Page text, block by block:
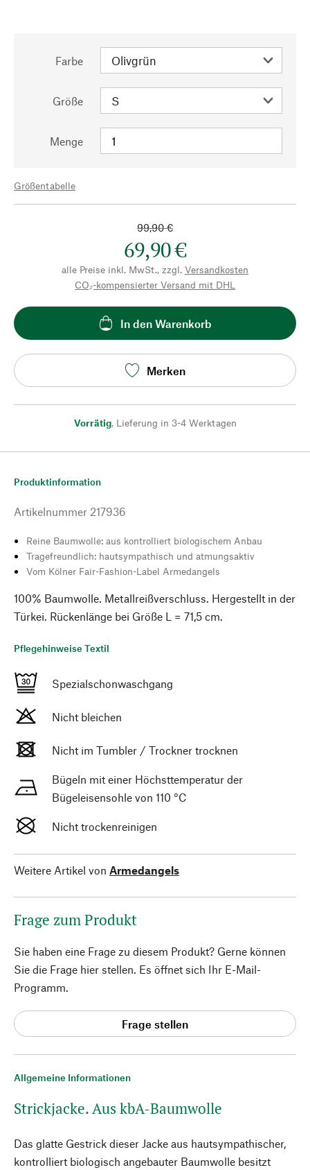
Farbe
Größe
Menge
Größentabelle
99,90 €
69,90 €
alle Preise inkl. MwSt., zzgl. Versandkosten
CO₂-kompensierter Versand mit DHL
In den Warenkorb
Merken
Vorrätig, Lieferung in 3-4 Werktagen
Allgemeine Informationen
Strickjacke. Aus kbA-Baumwolle
Das glatte Gestrick dieser Jacke aus hautsympathischer,
kontrolliert biologisch angebauter Baumwolle besitzt
Produktinformation
Artikelnummer 217936
Reine Baumwolle: aus kontrolliert biologischem Anbau
Tragefreundlich: hautsympathisch und atmungsaktiv
Vom Kölner Fair-Fashion-Label Armedangels
100% Baumwolle. Metallreißverschluss. Hergestellt in der
Türkei. Rückenlänge bei Größe L = 71,5 cm.
Pflegehinweise Textil
Spezialschonwaschgang
Nicht bleichen
Nicht im Tumbler / Trockner trocknen
Bügeln mit einer Höchsttemperatur der
Bügeleisensohle von 110 °C
Nicht trockenreinigen
Weitere Artikel von Armedangels
Frage zum Produkt
Sie haben eine Frage zu diesem Produkt? Gerne können
Sie die Frage hier stellen. Es öffnet sich Ihr E-Mail-
Programm.
Frage stellen